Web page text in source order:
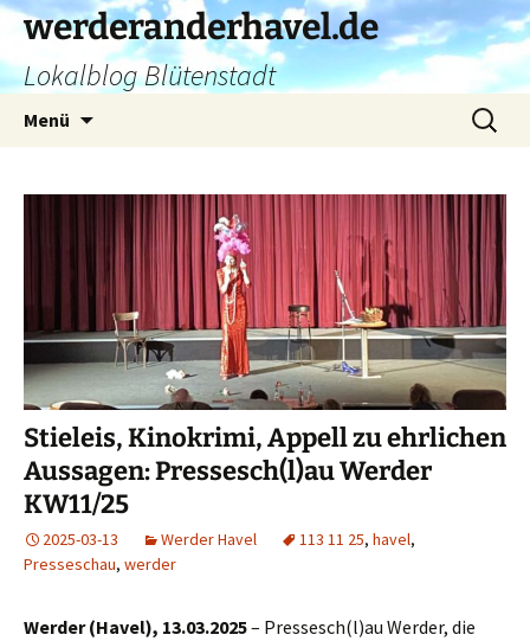
Zum
Inhalt
springen
werderanderhavel.de
Lokalblog Blütenstadt
Menü
Suchen
nach:
Stieleis, Kinokrimi, Appell zu ehrlichen
Aussagen: Pressesch(l)au Werder
KW11/25
2025-03-13 Werder Havel 113 11 25, havel,
Presseschau, werder
Werder (Havel), 13.03.2025– Pressesch(l)au Werder, die